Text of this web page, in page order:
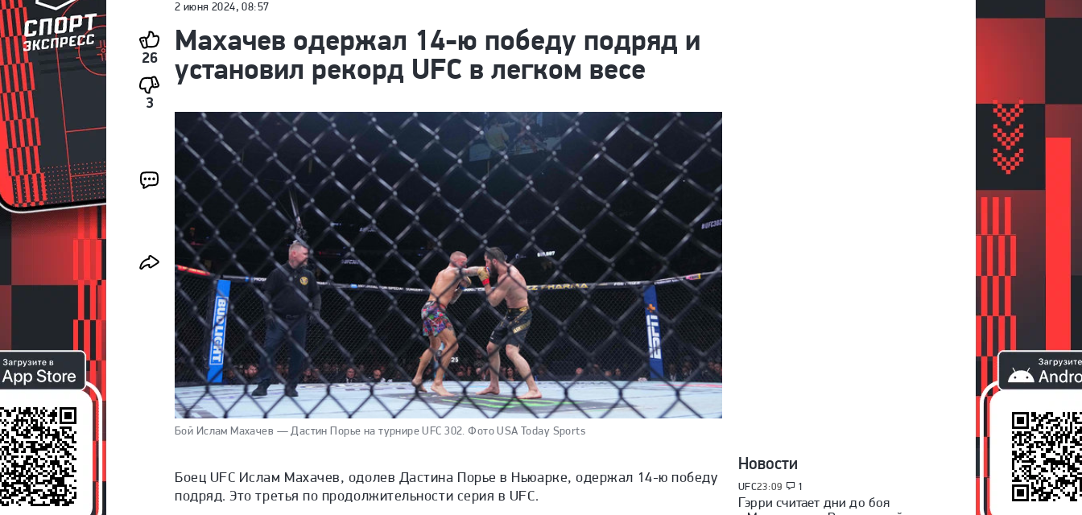
26
3
2 июня 2024, 08:57
Махачев одержал 14-ю победу подряд и
установил рекорд UFC в легком весе
Бой Ислам Махачев — Дастин Порье на турнире UFC 302. Фото USA Today Sports
Боец UFC Ислам Махачев, одолев Дастина Порье в Ньюарке, одержал 14-ю победу
подряд. Это третья по продолжительности серия в UFC.
Новости
UFC23:09 1
Гэрри считает дни до боя